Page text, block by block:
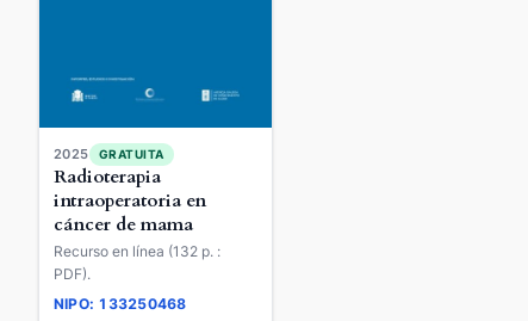
2025 GRATUITA
Radioterapia
intraoperatoria en
cáncer de mama
Recurso en línea (132 p. :
PDF).
NIPO: 133250468